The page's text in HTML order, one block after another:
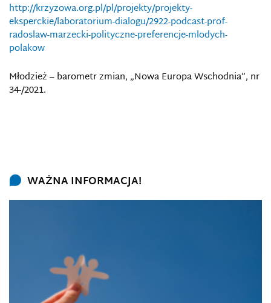
http://krzyzowa.org.pl/pl/projekty/projekty-
eksperckie/laboratorium-dialogu/2922-podcast-prof-
radoslaw-marzecki-polityczne-preferencje-mlodych-
polakow
Młodzież – barometr zmian, „Nowa Europa Wschodnia”, nr
34-/2021.
WAŻNA INFORMACJA!